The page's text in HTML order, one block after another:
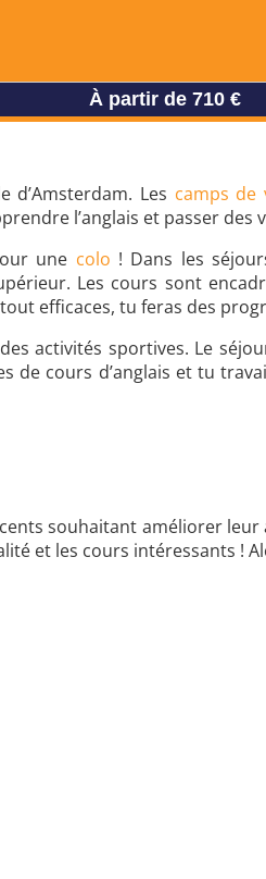
À partir de 710 €
d’Amsterdam. Les camps de
l’anglais et passer des
une colo ! Dans les
Les cours sont
efficaces, tu feras des
activités sportives. Le
de cours d’anglais et tu
souhaitant améliorer
et les cours intéressants !